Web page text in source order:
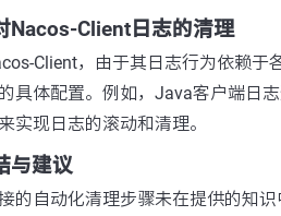
Nacos-Client日志的清理
Client，由于其日志行为依赖
具体配置。例如，Java客户端日
实现日志的滚动和清理。
与建议
的自动化清理步骤未在提供的知